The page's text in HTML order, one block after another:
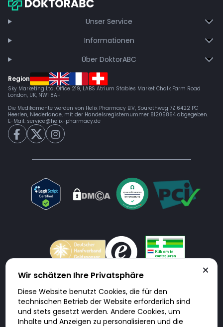
Unser Service
Informationen
Über DoktorABC
Region
Sky Marketing Ltd. Office 219, LABS Atrium Stables Market Chalk Farm Road
London, UK, NW1 8AH
Die Medikamente werden von Helix Pharmacy B.V, Sourethweg 7Z 6422 PC
Heerlen, Niederlande, mit der Handelsregisternummer 81205864 abgegeben.
E-Mail: service@helix-pharmacy.de
Doktorabc.com ist eine Vermittlungsplattform. Doktorabc ist ausdrücklich
keine Internetapotheke. Doktorabc bietet keine Medikamente oder
sonstige Produkte an oder liefert diese. Jegliche Informationen zu
Produkten, Medikamenten und Preisen auf der Internetseite beinhalten
kein Angebot von Doktorabc an Sie. Für die Einhaltung der in Ihrem Land
Wir schätzen Ihre Privatsphäre
Diese Website benutzt Cookies, die für den
technischen Betrieb der Website erforderlich sind
und stets gesetzt werden. Andere Cookies, um
Inhalte und Anzeigen zu personalisieren und die